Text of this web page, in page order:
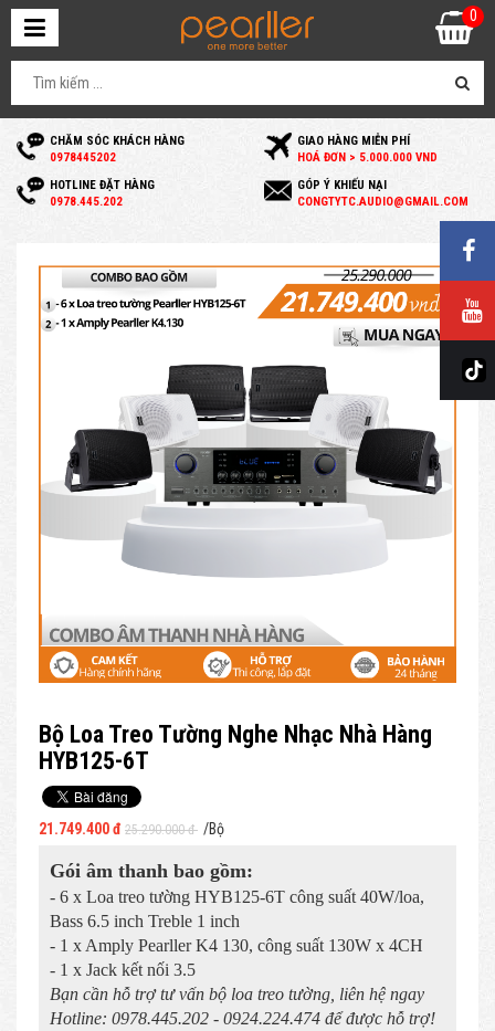
CHĂM SÓC KHÁCH HÀNG
0978445202
GIAO HÀNG MIỄN PHÍ
HOÁ ĐƠN > 5.000.000 VND
HOTLINE ĐẶT HÀNG
0978.445.202
GÓP Ý KHIẾU NẠI
CONGTYTC.AUDIO@GMAIL.COM
0
Bộ Loa Treo Tường Nghe Nhạc Nhà Hàng
HYB125-6T
21.749.400 đ 25.290.000 đ /Bộ
Gói âm thanh bao gồm:
- 6 x Loa treo tường HYB125-6T công suất 40W/loa,
Bass 6.5 inch Treble 1 inch
- 1 x Amply Pearller K4 130, công suất 130W x 4CH
- 1 x Jack kết nối 3.5
Bạn cần hỗ trợ tư vấn bộ loa treo tường, liên hệ ngay
Hotline: 0978.445.202 - 0924.224.474 để được hỗ trợ!